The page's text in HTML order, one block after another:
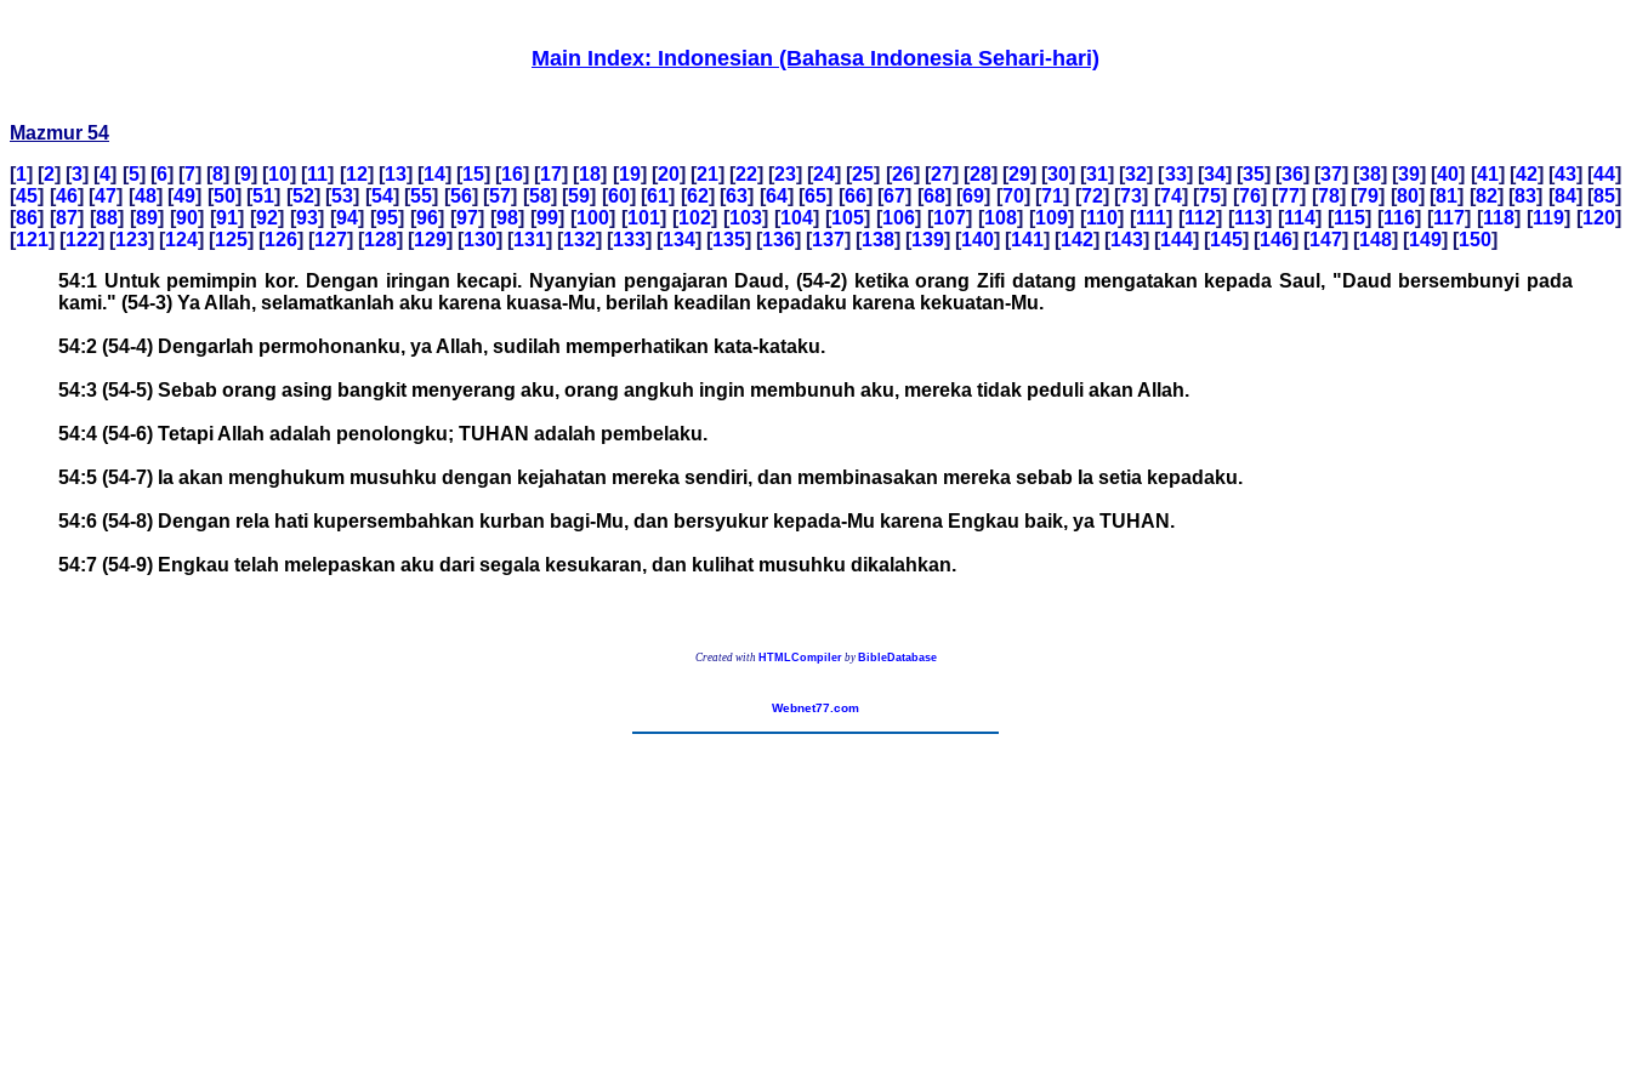
Main Index: Indonesian (Bahasa Indonesia Sehari-hari)
Mazmur 54
[1] [2] [3] [4] [5] [6] [7] [8] [9] [10] [11] [12] [13] [14] [15] [16] [17] [18] [19] [20] [21] [22] [23] [24] [25] [26] [27] [28] [29] [30] [31] [32] [33] [34] [35] [36] [37] [38] [39] [40] [41] [42] [43] [44]
[45] [46] [47] [48] [49] [50] [51] [52] [53] [54] [55] [56] [57] [58] [59] [60] [61] [62] [63] [64] [65] [66] [67] [68] [69] [70] [71] [72] [73] [74] [75] [76] [77] [78] [79] [80] [81] [82] [83] [84] [85]
[86] [87] [88] [89] [90] [91] [92] [93] [94] [95] [96] [97] [98] [99] [100] [101] [102] [103] [104] [105] [106] [107] [108] [109] [110] [111] [112] [113] [114] [115] [116] [117] [118] [119] [120]
[121] [122] [123] [124] [125] [126] [127] [128] [129] [130] [131] [132] [133] [134] [135] [136] [137] [138] [139] [140] [141] [142] [143] [144] [145] [146] [147] [148] [149] [150]
54:1 Untuk pemimpin kor. Dengan iringan kecapi. Nyanyian pengajaran Daud, (54-2) ketika orang Zifi datang mengatakan kepada Saul, "Daud bersembunyi pada
kami." (54-3) Ya Allah, selamatkanlah aku karena kuasa-Mu, berilah keadilan kepadaku karena kekuatan-Mu.
54:2 (54-4) Dengarlah permohonanku, ya Allah, sudilah memperhatikan kata-kataku.
54:3 (54-5) Sebab orang asing bangkit menyerang aku, orang angkuh ingin membunuh aku, mereka tidak peduli akan Allah.
54:4 (54-6) Tetapi Allah adalah penolongku; TUHAN adalah pembelaku.
54:5 (54-7) Ia akan menghukum musuhku dengan kejahatan mereka sendiri, dan membinasakan mereka sebab Ia setia kepadaku.
54:6 (54-8) Dengan rela hati kupersembahkan kurban bagi-Mu, dan bersyukur kepada-Mu karena Engkau baik, ya TUHAN.
54:7 (54-9) Engkau telah melepaskan aku dari segala kesukaran, dan kulihat musuhku dikalahkan.
Created with HTMLCompilerby BibleDatabase
Webnet77.com